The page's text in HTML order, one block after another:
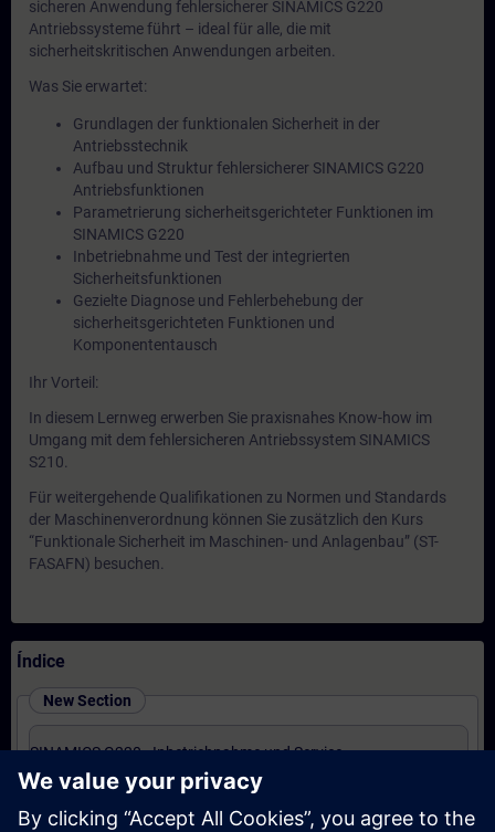
sicheren Anwendung fehlersicherer SINAMICS G220
Antriebssysteme führt – ideal für alle, die mit
sicherheitskritischen Anwendungen arbeiten.
Was Sie erwartet:
Grundlagen der funktionalen Sicherheit in der
Antriebsstechnik
Aufbau und Struktur fehlersicherer SINAMICS G220
Antriebsfunktionen
Parametrierung sicherheitsgerichteter Funktionen im
SINAMICS G220
Inbetriebnahme und Test der integrierten
Sicherheitsfunktionen
Gezielte Diagnose und Fehlerbehebung der
sicherheitsgerichteten Funktionen und
Komponententausch
Ihr Vorteil:
In diesem Lernweg erwerben Sie praxisnahes Know-how im
Umgang mit dem fehlersicheren Antriebssystem SINAMICS
S210.
Für weitergehende Qualifikationen zu Normen und Standards
der Maschinenverordnung können Sie zusätzlich den Kurs
“Funktionale Sicherheit im Maschinen- und Anlagenbau” (ST-
FASAFN) besuchen.
Índice
New Section
SINAMICS G220 - Inbetriebnahme und Service
(Präsenz-Training)